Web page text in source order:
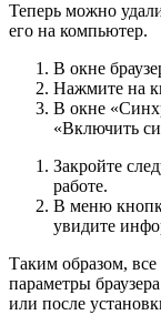
Теперь можно
его на компьютер.
В окне
Нажмите на
В окне
«Включить
Закройте
работе.
В меню
увидите
Таким образом,
параметры
или после